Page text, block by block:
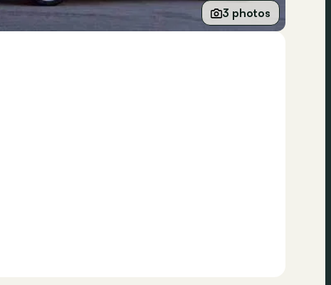
3 photos